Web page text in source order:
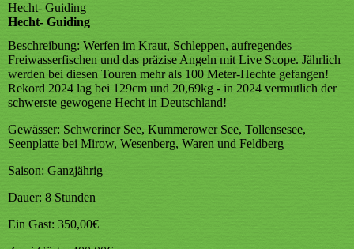
Hecht- Guiding
Hecht- Guiding
Beschreibung: Werfen im Kraut, Schleppen, aufregendes
Freiwasserfischen und das präzise Angeln mit Live Scope. Jährlich
werden bei diesen Touren mehr als 100 Meter-Hechte gefangen!
Rekord 2024 lag bei 129cm und 20,69kg - in 2024 vermutlich der
schwerste gewogene Hecht in Deutschland!
Gewässer: Schweriner See, Kummerower See, Tollensesee,
Seenplatte bei Mirow, Wesenberg, Waren und Feldberg
Saison: Ganzjährig
Dauer: 8 Stunden
Ein Gast: 350,00€